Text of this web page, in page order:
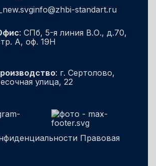
info@zhbi-standart.ru
: СПб, 5-я линия В.О., д.70,
А, оф. 19Н
: г. Сертолово,
улица, 22
Правовая